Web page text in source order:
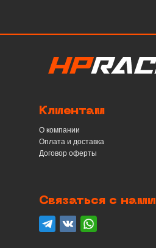
Клиентам
О компании
Оплата и доставка
Договор оферты
Связаться с нами
telegramвконтактеwhatsapp